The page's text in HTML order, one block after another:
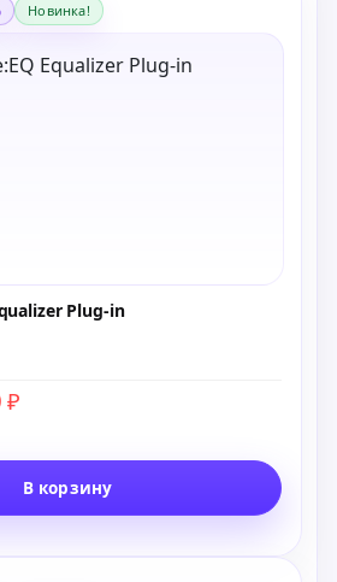
Новинка!
Plug-in
₽
В корзину